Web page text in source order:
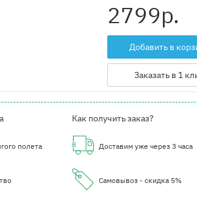
2799р.
Добавить в
Заказать в 1
полета
Как получить заказ?
Доставим уже через 3 часа
Самовывоз - скидка 5%